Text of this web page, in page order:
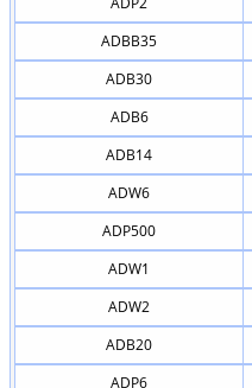
ADBB35
ADB30
ADB6
ADB14
ADW6
ADP500
ADW1
ADW2
ADB20
ADP6